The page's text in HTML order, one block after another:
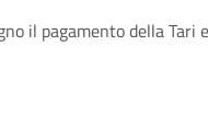
il pagamento della Tari